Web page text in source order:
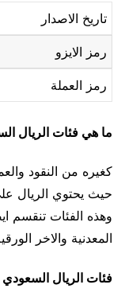
تاريخ الاصدار
رمز الايزو
رمز العملة
ما هي فئات الريال
كغيره من النقود
حيث يحتوي الريال على 100
وهذه الفئات تنقسم
المعدنية والاخر
فئات الريال السعودي